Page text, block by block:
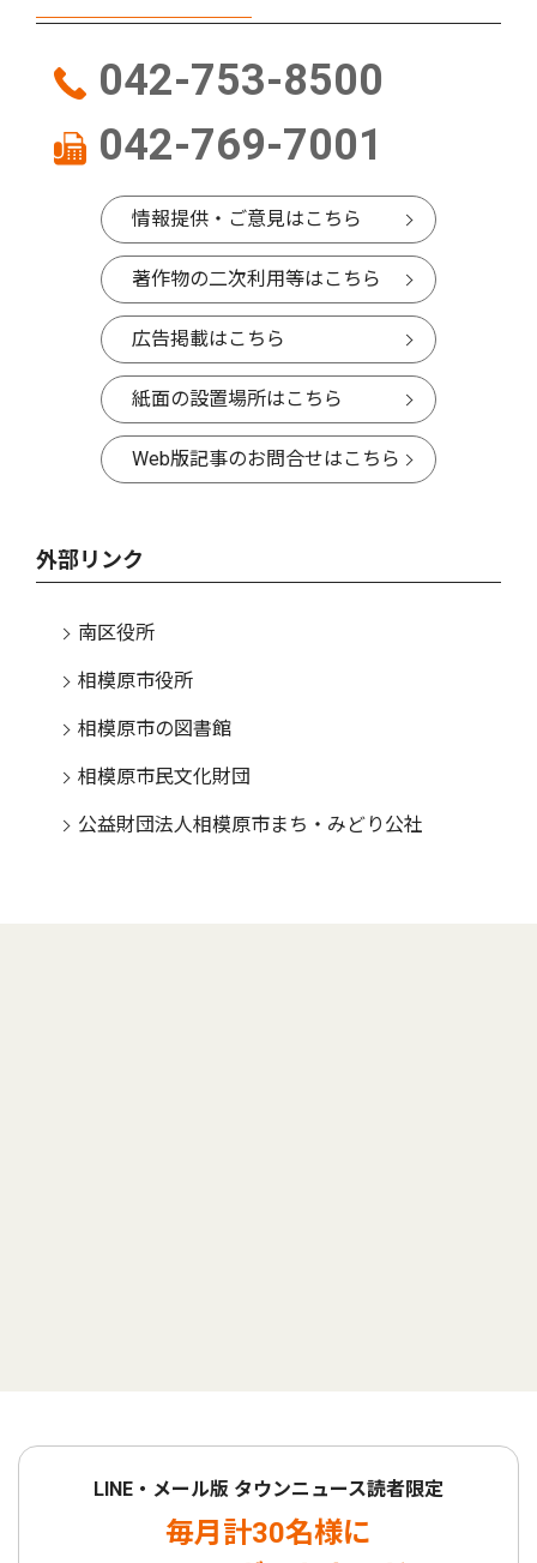
042-753-8500
042-769-7001
情報提供・ご意見はこちら
著作物の二次利用等はこちら
広告掲載はこちら
紙面の設置場所はこちら
Web版記事のお問合せはこちら
外部リンク
南区役所
相模原市役所
相模原市の図書館
相模原市民文化財団
公益財団法人相模原市まち・みどり公社
LINE・メール版 タウンニュース読者限定
毎月計30名様に